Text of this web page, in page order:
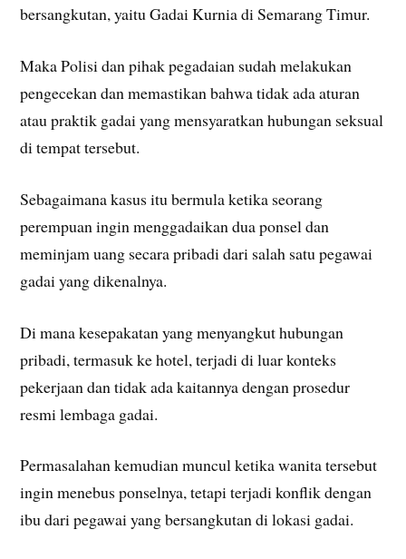
bersangkutan, yaitu Gadai Kurnia di Semarang Timur.
Maka Polisi dan pihak pegadaian sudah melakukan
pengecekan dan memastikan bahwa tidak ada aturan
atau praktik gadai yang mensyaratkan hubungan seksual
di tempat tersebut.
Sebagaimana kasus itu bermula ketika seorang
perempuan ingin menggadaikan dua ponsel dan
meminjam uang secara pribadi dari salah satu pegawai
gadai yang dikenalnya.
Di mana kesepakatan yang menyangkut hubungan
pribadi, termasuk ke hotel, terjadi di luar konteks
pekerjaan dan tidak ada kaitannya dengan prosedur
resmi lembaga gadai.
Permasalahan kemudian muncul ketika wanita tersebut
ingin menebus ponselnya, tetapi terjadi konflik dengan
ibu dari pegawai yang bersangkutan di lokasi gadai.